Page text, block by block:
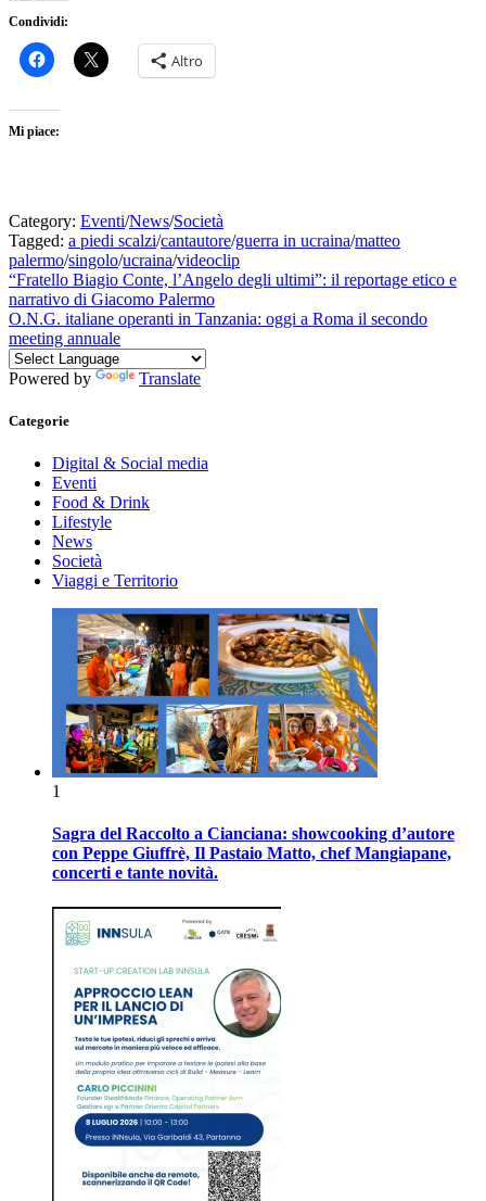
Condividi:
Altro
Mi piace:
Category: Eventi/News/Società
Tagged: a piedi scalzi/cantautore/guerra in ucraina/matteo
palermo/singolo/ucraina/videoclip
Navigazione
articoli
Previous
post:
“Fratello Biagio Conte, l’Angelo degli ultimi”: il reportage etico e
narrativo di Giacomo Palermo
Next
post:
O.N.G. italiane operanti in Tanzania: oggi a Roma il secondo
meeting annuale
Powered by Translate
Categorie
Digital & Social media
Eventi
Food & Drink
Lifestyle
News
Società
Viaggi e Territorio
1
Sagra del Raccolto a Cianciana: showcooking d’autore
con Peppe Giuffrè, Il Pastaio Matto, chef Mangiapane,
concerti e tante novità.